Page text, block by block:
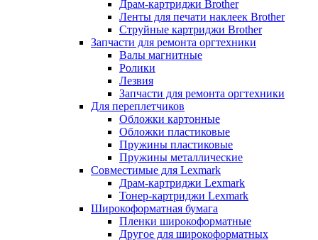
Драм-картриджи Brother
Ленты для печати наклеек Brother
Струйные картриджи Brother
Запчасти для ремонта оргтехники
Валы магнитные
Ролики
Лезвия
Запчасти для ремонта оргтехники
Для переплетчиков
Обложки картонные
Обложки пластиковые
Пружины пластиковые
Пружины металлические
Совместимые для Lexmark
Драм-картриджи Lexmark
Тонер-картриджи Lexmark
Широкоформатная бумага
Пленки широкоформатные
Другое для широкоформатных